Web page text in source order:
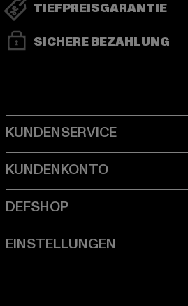
TIEFPREISGARANTIE
SICHERE BEZAHLUNG